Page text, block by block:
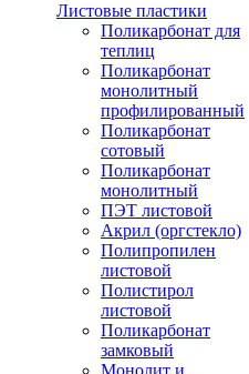
Листовые пластики
Поликарбонат для
теплиц
Поликарбонат
монолитный
профилированный
Поликарбонат
сотовый
Поликарбонат
монолитный
ПЭТ листовой
Акрил (оргстекло)
Полипропилен
листовой
Полистирол
листовой
Поликарбонат
замковый
Монолит и